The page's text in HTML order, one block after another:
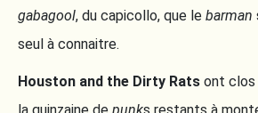
gabagool, du capicollo, que le barman
seul à connaitre.
Houston and the Dirty Rats ont clos